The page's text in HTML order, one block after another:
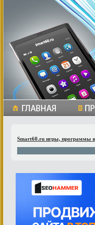
Smart60.ru игры, программы